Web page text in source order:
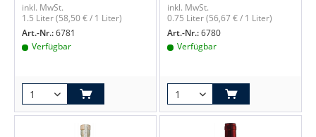
inkl. MwSt.
1.5 Liter(58,50 € / 1 Liter)
Art.-Nr.:6781
Verfügbar
inkl. MwSt.
0.75 Liter(56,67 € / 1 Liter)
Art.-Nr.:6780
Verfügbar